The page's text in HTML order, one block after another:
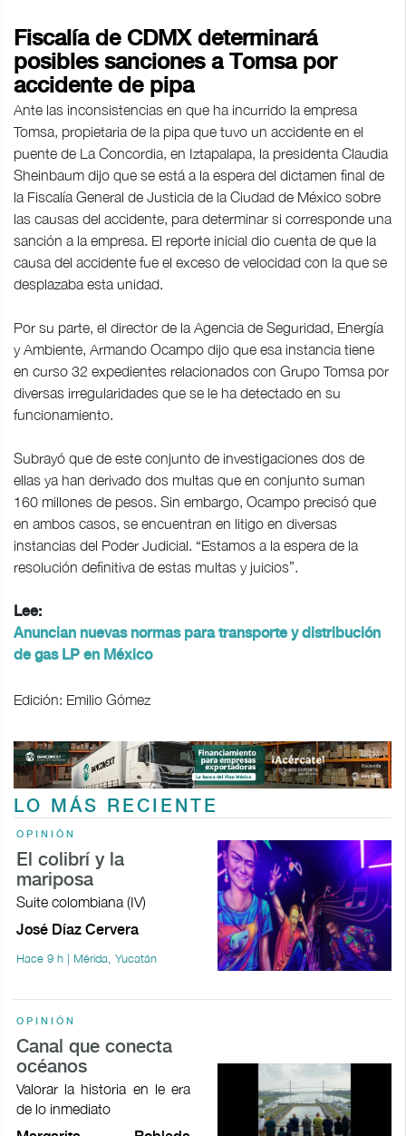
Fiscalía de CDMX determinará
posibles sanciones a Tomsa por
accidente de pipa
Ante las inconsistencias en que ha incurrido la empresa
Tomsa, propietaria de la pipa que tuvo un accidente en el
puente de La Concordia, en Iztapalapa, la presidenta Claudia
Sheinbaum dijo que se está a la espera del dictamen final de
la Fiscalía General de Justicia de la Ciudad de México sobre
las causas del accidente, para determinar si corresponde una
sanción a la empresa. El reporte inicial dio cuenta de que la
causa del accidente fue el exceso de velocidad con la que se
desplazaba esta unidad.
Por su parte, el director de la Agencia de Seguridad, Energía
y Ambiente, Armando Ocampo dijo que esa instancia tiene
en curso 32 expedientes relacionados con Grupo Tomsa por
diversas irregularidades que se le ha detectado en su
funcionamiento.
Subrayó que de este conjunto de investigaciones dos de
ellas ya han derivado dos multas que en conjunto suman
160 millones de pesos. Sin embargo, Ocampo precisó que
en ambos casos, se encuentran en litigo en diversas
instancias del Poder Judicial. “Estamos a la espera de la
resolución definitiva de estas multas y juicios”.
Lee:
Anuncian nuevas normas para transporte y distribución
de gas LP en México
Edición: Emilio Gómez
LO MÁS RECIENTE
OPINIÓN
El colibrí y la
mariposa
Suite colombiana (IV)
José Díaz Cervera
Hace 9 h | Mérida, Yucatán
OPINIÓN
Canal que conecta
océanos
Valorar la historia en le era
de lo inmediato